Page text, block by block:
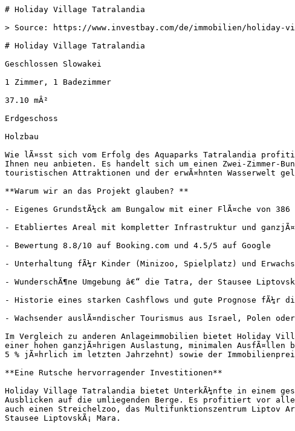
# Holiday Village Tatralandia
> Source: https://www.investbay.com/de/immobilien/
# Holiday Village Tatralandia
Geschlossen Slowakei
1 Zimmer, 1 Badezimmer
37.10 mÂ²
Erdgeschoss
Holzbau
Wie lÃ¤sst sich vom Erfolg des Aquaparks Tatralandia
Ihnen neu anbieten. Es handelt sich um einen Zwei-Zimmer-
touristischen Attraktionen und der erwÃ¤hnten Wasserwelt
**Warum wir an das Projekt glauben? **
- Eigenes GrundstÃ¼ck am Bungalow mit einer FlÃ¤che von 386
- Etabliertes Areal mit kompletter Infrastruktur und
- Bewertung 8.8/10 auf Booking.com und 4.5/5 auf Google
- Unterhaltung fÃ¼r Kinder (Minizoo, Spielplatz) und
- WunderschÃ¶ne Umgebung â€“ die Tatra, der Stausee
- Historie eines starken Cashflows und gute Prognose fÃ¼r
- Wachsender auslÃ¤ndischer Tourismus aus Israel, Polen oder
Im Vergleich zu anderen Anlageimmobilien bietet Holiday
einer hohen ganzjÃ¤hrigen Auslastung, minimalen AusfÃ¤llen
5 % jÃ¤hrlich im letzten Jahrzehnt) sowie der
**Eine Rutsche hervorragender Investitionen**
Holiday Village Tatralandia bietet UnterkÃ¼nfte in einem
Ausblicken auf die umliegenden Berge. Es profitiert vor allem
auch einen Streichelzoo, das Multifunktionszentrum Liptov
Stausee LiptovskÃ¡ Mara.